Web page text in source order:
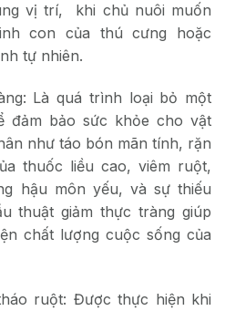
vị trí, khi chủ nuôi muốn
con của thú cưng hoặc
tự nhiên.
Là quá trình loại bỏ một
đảm bảo sức khỏe cho vật
như táo bón mãn tính, rặn
thuốc liều cao, viêm ruột,
hậu môn yếu, và sự thiếu
thuật giảm thực tràng giúp
chất lượng cuộc sống của
ruột: Được thực hiện khi